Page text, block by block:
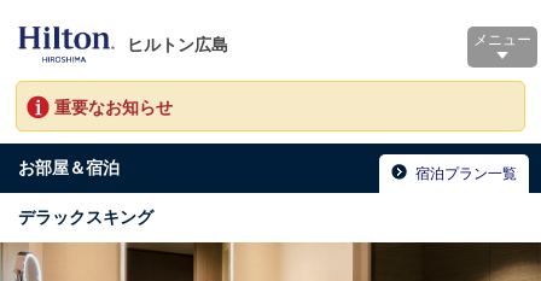
ヒルトン広島 メニュー
重要なお知らせ
お部屋＆宿泊 宿泊プラン一覧
デラックスキング